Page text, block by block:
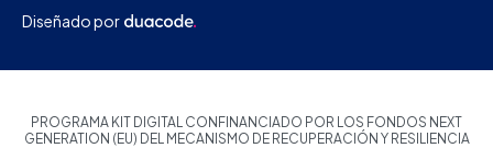
Diseñado por
PROGRAMA KIT DIGITAL CONFINANCIADO POR LOS FONDOS NEXT
GENERATION (EU) DEL MECANISMO DE RECUPERACIÓN Y RESILIENCIA